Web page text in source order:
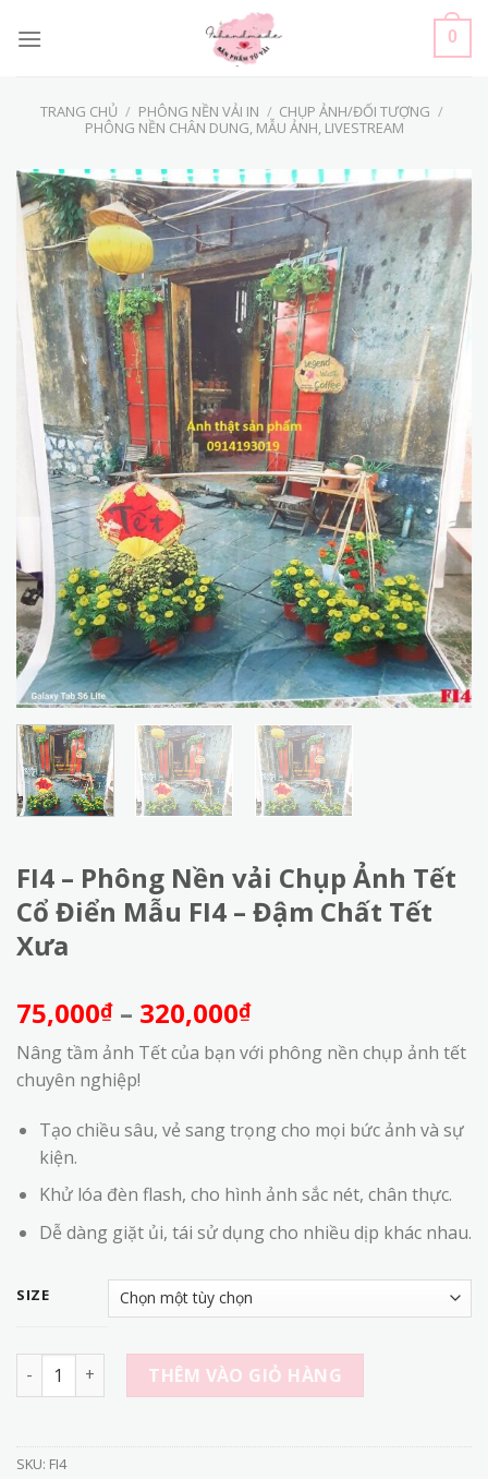
0
TRANG CHỦ / PHÔNG NỀN VẢI IN / CHỤP ẢNH/ĐỐI TƯỢNG /
PHÔNG NỀN CHÂN DUNG, MẪU ẢNH, LIVESTREAM
FI4 – Phông Nền vải Chụp Ảnh Tết
Cổ Điển Mẫu FI4 – Đậm Chất Tết
Xưa
75,000₫ – 320,000₫Khoảng
giá:
từ
đến
320,000₫
Nâng tầm ảnh Tết của bạn với phông nền chụp ảnh tết
chuyên nghiệp!
Tạo chiều sâu, vẻ sang trọng cho mọi bức ảnh và sự
kiện.
Khử lóa đèn flash, cho hình ảnh sắc nét, chân thực.
Dễ dàng giặt ủi, tái sử dụng cho nhiều dịp khác nhau.
SIZE
FI4 - Phông Nền vải Chụp Ảnh Tết Cổ Điển Mẫu FI4 - Đậm
THÊM VÀO GIỎ HÀNG
SKU: FI4